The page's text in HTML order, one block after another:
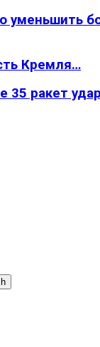
уменьшить
Кремля…
35 ракет